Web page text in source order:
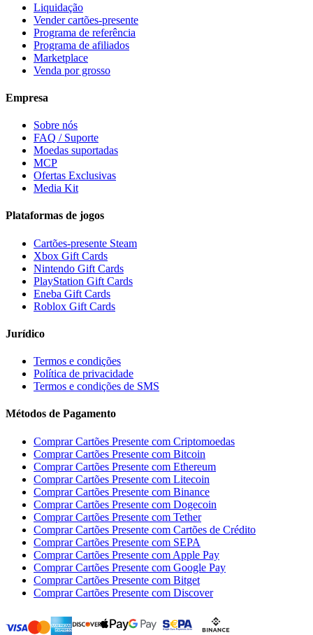
Liquidação
Vender cartões-presente
Programa de referência
Programa de afiliados
Marketplace
Venda por grosso
Empresa
Sobre nós
FAQ / Suporte
Moedas suportadas
MCP
Ofertas Exclusivas
Media Kit
Plataformas de jogos
Cartões-presente Steam
Xbox Gift Cards
Nintendo Gift Cards
PlayStation Gift Cards
Eneba Gift Cards
Roblox Gift Cards
Jurídico
Termos e condições
Política de privacidade
Termos e condições de SMS
Métodos de Pagamento
Comprar Cartões Presente com Criptomoedas
Comprar Cartões Presente com Bitcoin
Comprar Cartões Presente com Ethereum
Comprar Cartões Presente com Litecoin
Comprar Cartões Presente com Binance
Comprar Cartões Presente com Dogecoin
Comprar Cartões Presente com Tether
Comprar Cartões Presente com Cartões de Crédito
Comprar Cartões Presente com SEPA
Comprar Cartões Presente com Apple Pay
Comprar Cartões Presente com Google Pay
Comprar Cartões Presente com Bitget
Comprar Cartões Presente com Discover